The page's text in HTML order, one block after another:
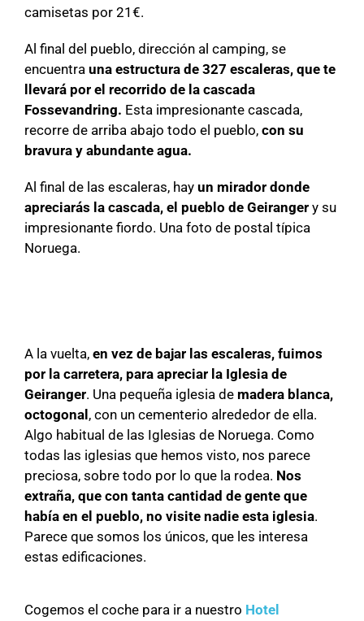
camisetas por 21€.
Al final del pueblo, dirección al camping, se
encuentra una estructura de 327 escaleras, que te
llevará por el recorrido de la cascada
Fossevandring. Esta impresionante cascada,
recorre de arriba abajo todo el pueblo, con su
bravura y abundante agua.
Al final de las escaleras, hay un mirador donde
apreciarás la cascada, el pueblo de Geirangery su
impresionante fiordo. Una foto de postal típica
Noruega.
A la vuelta, en vez de bajar las escaleras, fuimos
por la carretera, para apreciar la Iglesia de
Geiranger. Una pequeña iglesia de madera blanca,
octogonal , con un cementerio alrededor de ella.
Algo habitual de las Iglesias de Noruega. Como
todas las iglesias que hemos visto, nos parece
preciosa, sobre todo por lo que la rodea. Nos
extraña, que con tanta cantidad de gente que
había en el pueblo, no visite nadie esta iglesia.
Parece que somos los únicos, que les interesa
estas edificaciones.
Cogemos el coche para ir a nuestro Hotel